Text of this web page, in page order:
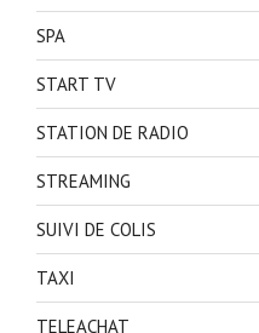
SPA
START TV
STATION DE RADIO
STREAMING
SUIVI DE COLIS
TAXI
TELEACHAT